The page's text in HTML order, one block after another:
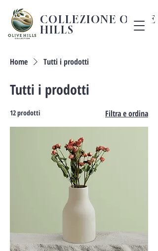
COLLEZIONE OLIVE
HILLS
Home Tutti i prodotti
Tutti i prodotti
12 prodotti Filtra e ordina